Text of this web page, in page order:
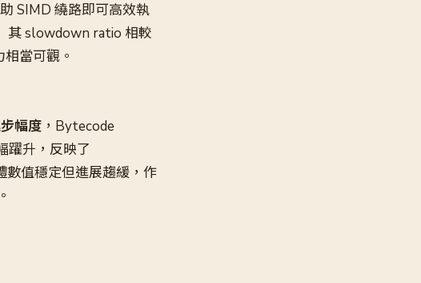
SIMD 繞路即可高效執
其 slowdown ratio 相較
當可觀。
幅度 ，Bytecode
躍升，反映了
數值穩定但進展趨緩，作